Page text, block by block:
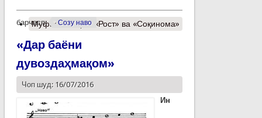
барчасп: Созу наво
Муфассалтаро «Рост» ва «Соқинома»
«Дар баёни
дувоздаҳмақом»
Чоп шуд: 16/07/2016
Ин